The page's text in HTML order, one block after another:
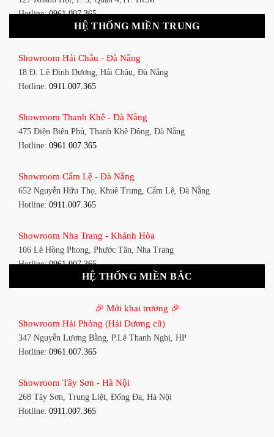
Hotline:0961.007.365
1411 Đường 3/2, P. 16, Quận 11, TP. HCM
Hotline:0911.007.365
1448 Huỳnh Tấn Phát, Phú Thuận, Quận 7, TP HCM
Hotline:0961.007.365
348 Đ. Bạch Đằng, P. 14, Bình Thạnh, TP HCM
Hotline:0911.007.365
591 Hoàng Văn Thụ, P. 4, Tân Bình, TP HCM
Hotline:0961.007.365
Showroom Tân Bình 2 - TP. HCM
Showroom Thuận An - Bình Dương
66 đường DT743, An Phú, Thuận An, Bình Dương
Showroom Biên Hòa - Đồng Nai
452 Nguyễn Ái Quốc, Tân Tiến, TP. Biên Hòa, Đồng Nai
HỆ THỐNG MIỀN TRUNG
Showroom Hải Châu - Đà Nẵng
18 Đ. Lê Đình Dương, Hải Châu, Đà Nẵng
Hotline: 0911.007.365
Showroom Thanh Khê - Đà Nẵng
475 Điện Biên Phủ, Thanh Khê Đông, Đà Nẵng
Hotline: 0961.007.365
Showroom Cẩm Lệ - Đà Nẵng
652 Nguyễn Hữu Thọ, Khuê Trung, Cẩm Lệ, Đà Nẵng
Hotline: 0911.007.365
Showroom Nha Trang - Khánh Hòa
106 Lê Hồng Phong, Phước Tân, Nha Trang
Hotline:0961.007.365
27-29 Nguyễn Sỹ Sách, Hưng Bình, TP Vinh, Nghệ An
Hotline:0911.007.365
Showroom Buôn Ma Thuột
Hotline:0961.007.365
Showroom Thanh Hóa
HỆ THỐNG MIỀN BẮC
🎉 Mới khai trương 🎉
Showroom Hải Phòng (Hải Dương cũ)
347 Nguyễn Lương Bằng, P.Lê Thanh Nghị, HP
Hotline: 0961.007.365
Showroom Tây Sơn - Hà Nội
268 Tây Sơn, Trung Liệt, Đống Đa, Hà Nội
Hotline: 0911.007.365